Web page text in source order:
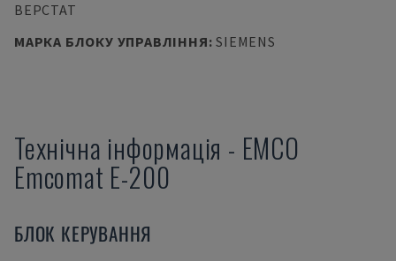
ВЕРСТАТ
МАРКА БЛОКУ УПРАВЛІННЯ:SIEMENS
Технічна інформація - EMCO
Emcomat E-200
БЛОК КЕРУВАННЯ